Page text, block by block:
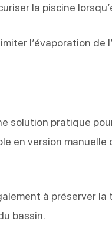
la piscine
l’évaporation de
solution pratique
en version manuelle
à préserver la
bassin.